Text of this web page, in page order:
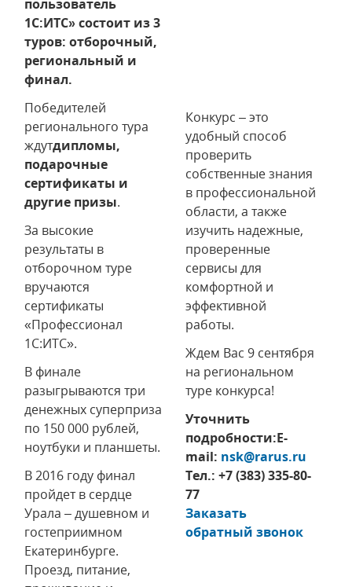
пользователь
1С:ИТС» состоит из 3
туров: отборочный,
региональный и
финал.
Победителей
регионального тура
ждутдипломы,
подарочные
сертификаты и
другие призы.
За высокие
результаты в
отборочном туре
вручаются
сертификаты
«Профессионал
1С:ИТС».
В финале
разыгрываются три
денежных суперприза
по 150 000 рублей,
ноутбуки и планшеты.
В 2016 году финал
пройдет в сердце
Урала – душевном и
гостеприимном
Екатеринбурге.
Проезд, питание,
Конкурс – это
удобный способ
проверить
собственные знания
в профессиональной
области, а также
изучить надежные,
проверенные
сервисы для
комфортной и
эффективной
работы.
Ждем Вас 9 сентября
на региональном
туре конкурса!
Уточнить
подробности:E-
mail: nsk@rarus.ru
Тел.: +7 (383) 335-80-
77
Заказать
обратный звонок